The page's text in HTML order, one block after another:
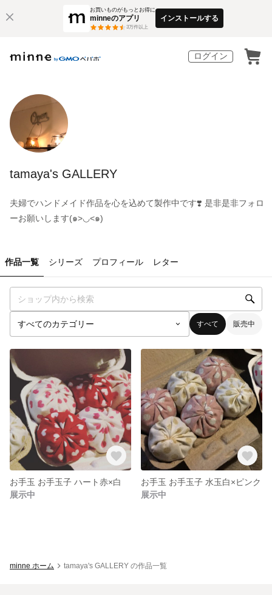
お買いものがもっとお得に
minneのアプリ
3万件以上
インストールする
ログイン
tamaya's GALLERY
夫婦でハンドメイド作品を心を込めて製作中です❣️ 是非是非フォロ
ーお願いします(๑>◡<๑)
作品一覧 シリーズ プロフィール レター
すべて 販売中
お手玉 お手玉子 ハート赤×白
展示中
お手玉 お手玉子 水玉白×ピンク
展示中
minne ホーム tamaya's GALLERY の作品一覧